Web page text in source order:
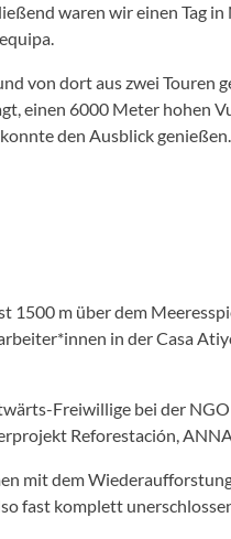
waren wir einen Tag
von dort aus zwei
einen 6000 Meter
den Ausblick genießen.
1500 m über dem
in der Casa
Freiwillige bei der
Reforestación,
mit dem
fast komplett